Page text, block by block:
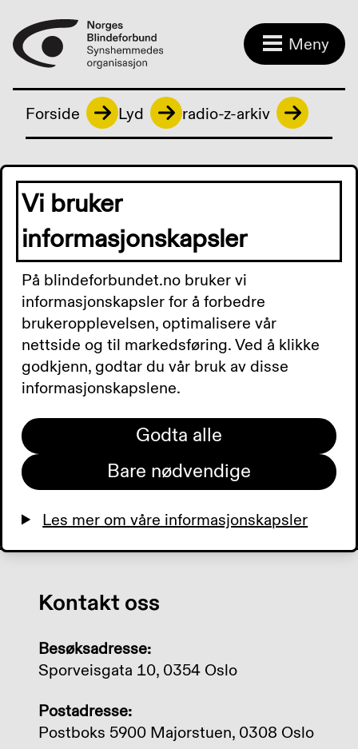
Meny
Forside Lyd radio-z-arkiv
radio-z-arkiv
Krever universell utforming
av alle digitale læremidler
0:00 0:00
Kontakt oss
Besøksadresse:
Sporveisgata 10, 0354 Oslo
Postadresse:
Postboks 5900 Majorstuen, 0308 Oslo
Vi bruker
informasjonskapsler
På blindeforbundet.no bruker vi
informasjonskapsler for å forbedre
brukeropplevelsen, optimalisere vår
nettside og til markedsføring. Ved å klikke
godkjenn, godtar du vår bruk av disse
informasjonskapslene.
Godta alle
Bare nødvendige
Les mer om våre informasjonskapsler